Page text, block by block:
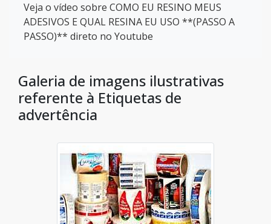
Veja o vídeo sobre COMO EU RESINO MEUS
ADESIVOS E QUAL RESINA EU USO **(PASSO A
PASSO)** direto no Youtube
Galeria de imagens ilustrativas
referente à Etiquetas de
advertência